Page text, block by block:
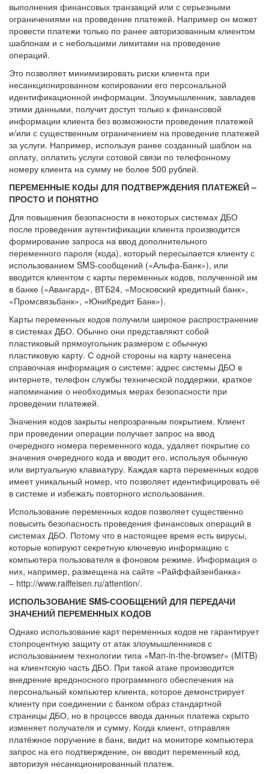
выполнения финансовых транзакций или с серьезными
ограничениями на проведение платежей. Например он может
провести платежи только по ранее авторизованным клиентом
шаблонам и с небольшими лимитами на проведение
операций.
Это позволяет минимизировать риски клиента при
несанкционированном копировании его персональной
идентификационной информации. Злоумышленник, завладев
этими данными, получит доступ только к финансовой
информации клиента без возможности проведения платежей
и/или с существенным ограничением на проведение платежей
за услуги. Например, используя ранее созданный шаблон на
оплату, оплатить услуги сотовой связи по телефонному
номеру клиента на сумму не более 500 рублей.
ПЕРЕМЕННЫЕ КОДЫ ДЛЯ ПОДТВЕРЖДЕНИЯ ПЛАТЕЖЕЙ –
ПРОСТО И ПОНЯТНО
Для повышения безопасности в некоторых системах ДБО
после проведения аутентификации клиента производится
формирование запроса на ввод дополнительного
переменного пароля (кода), который пересылается клиенту с
использованием SMS-сообщений («Альфа-Банк»), или
вводится клиентом с карты переменных кодов, полученной им
в банке («Авангард», ВТБ24, «Московский кредитный банк»,
«Промсвязьбанк», «ЮниКредит Банк»).
Карты переменных кодов получили широкое распространение
в системах ДБО. Обычно они представляют собой
пластиковый прямоугольник размером с обычную
пластиковую карту. С одной стороны на карту нанесена
справочная информация о системе: адрес системы ДБО в
интернете, телефон службы технической поддержки, краткое
напоминание о необходимых мерах безопасности при
проведении платежей.
Значения кодов закрыты непрозрачным покрытием. Клиент
при проведении операции получает запрос на ввод
очередного номера переменного кода, удаляет покрытие со
значения очередного кода и вводит его, используя обычную
или виртуальную клавиатуру. Каждая карта переменных кодов
имеет уникальный номер, что позволяет идентифицировать её
в системе и избежать повторного использования.
Использование переменных кодов позволяет существенно
повысить безопасность проведения финансовых операций в
системах ДБО. Потому что в настоящее время есть вирусы,
которые копируют секретную ключевую информацию с
компьютера пользователя в фоновом режиме. Информация о
них, например, размещена на сайте «Райффайзенбанка»
− http://www.raiffeisen.ru/attention/.
ИСПОЛЬЗОВАНИЕ SMS-СООБЩЕНИЙ ДЛЯ ПЕРЕДАЧИ
ЗНАЧЕНИЙ ПЕРЕМЕННЫХ КОДОВ
Однако использование карт переменных кодов не гарантирует
стопроцентную защиту от атак злоумышленников с
использованием технологии типа «Man-in-the-browser» (MITB)
на клиентскую часть ДБО. При такой атаке производится
внедрение вредоносного программного обеспечения на
персональный компьютер клиента, которое демонстрирует
клиенту при соединении с банком образ стандартной
страницы ДБО, но в процессе ввода данных платежа скрыто
изменяет получателя и сумму. Когда клиент, отправляя
платёжное поручение в банк, видит на мониторе компьютера
запрос на его подтверждение, он вводит переменный код,
авторизуя несанкционированный платеж.